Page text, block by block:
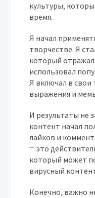
культуры‚
время.
Я начал
творчестве. Я
который
использовал
Я включал в свои
выражения и
И результаты не
контент начал
лайков и
⎻ это
который может
вирусный
Конечно‚ важно